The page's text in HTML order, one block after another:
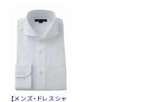
▼スポット商品につき再入荷はござい
ください
▼ナチュラルフィットとは？
後ろ身頃にダーツを入れて、ウエスト
タイルです。
【メンズ・ドレスシャ